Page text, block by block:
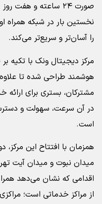
صورت ۲۴ ساعته و
نخستین بار در شبکه
را آسان‌تر و سریع‌تر می‌کند.
مرکز دیجیتال ونک با تکیه
هوشمند طراحی شده تا علاوه
مشترکان، بستری برای ارائه
در آن سرعت، سهولت و
است.
همزمان با افتتاح این مرکز،
میدان نبوت و میدان آیت
اقدامی که نشان می‌دهد
از مراکز خدماتی است؛